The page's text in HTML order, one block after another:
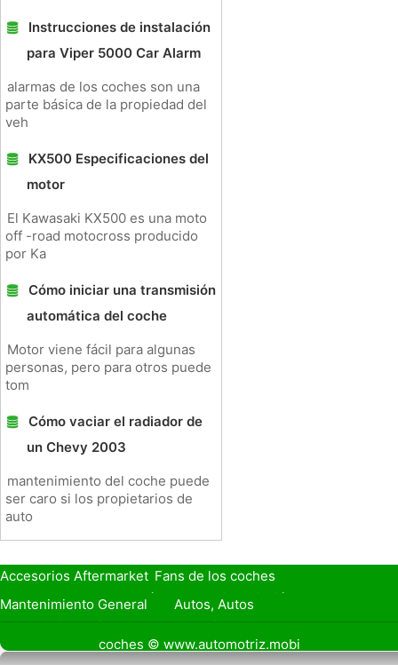
Instrucciones de instalación
para Viper 5000 Car Alarm
alarmas de los coches son una
parte básica de la propiedad del
veh
KX500 Especificaciones del
motor
El Kawasaki KX500 es una moto
off -road motocross producido
por Ka
Cómo iniciar una transmisión
automática del coche
Motor viene fácil para algunas
personas, pero para otros puede
tom
Cómo vaciar el radiador de
un Chevy 2003
mantenimiento del coche puede
ser caro si los propietarios de
auto
Accesorios Aftermarket Fans de los coches
Seguro de Coche
Préstamos y Financiación
Mantenimiento General
Autos, Autos
Seguridad Vial
Combustibles
Vender Mi Cochecoches © www.automotriz.mobi